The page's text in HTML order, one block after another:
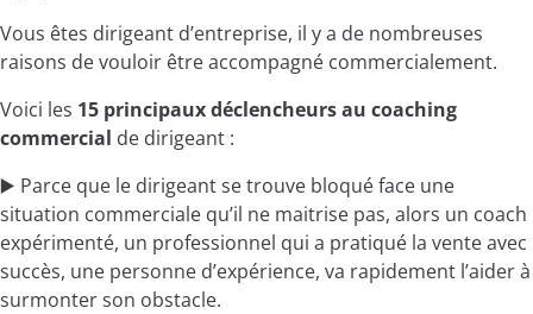
Vous êtes dirigeant d’entreprise, il y a de nombreuses
raisons de vouloir être accompagné commercialement.
Voici les 15 principaux déclencheurs au coaching
commercial de dirigeant :
▶️ Parce que le dirigeant se trouve bloqué face une
situation commerciale qu’il ne maitrise pas, alors un coach
expérimenté, un professionnel qui a pratiqué la vente avec
succès, une personne d’expérience, va rapidement l’aider à
surmonter son obstacle.